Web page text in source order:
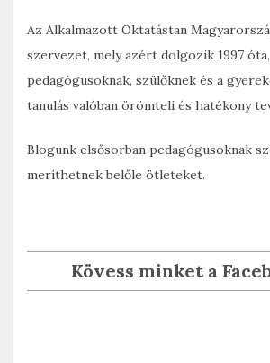
Az Alkalmazott Oktatástan
szervezet, mely azért dolgozik 1997
pedagógusoknak, szülőknek és a
tanulás valóban örömteli és hatékony
Blogunk elsősorban pedagógusoknak
meríthetnek belőle ötleteket.
Kövess minket a